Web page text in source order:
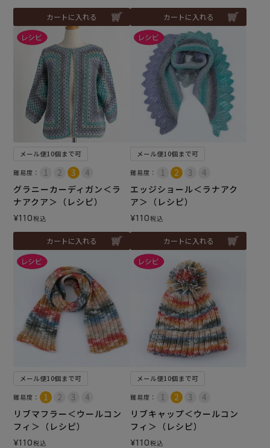
カートに入れる カートに入れる
メール便10個まで可
難易度：
グラニーカーディガン＜ラ
ナアクア＞（レシピ）
¥110税込
カートに入れる
メール便10個まで可
難易度：
エッジショール＜ラナアク
ア＞（レシピ）
¥110税込
カートに入れる
メール便10個まで可
難易度：
リブマフラー＜ウールコン
フィ＞（レシピ）
¥110税込
メール便10個まで可
難易度：
リブキャップ＜ウールコン
フィ＞（レシピ）
¥110税込